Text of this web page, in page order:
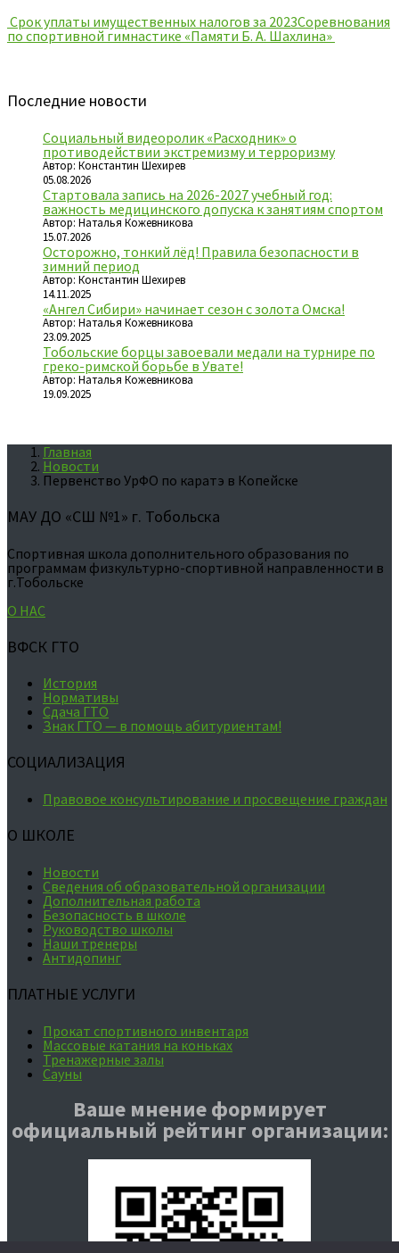
Срок уплаты имущественных налогов за 2023Соревнования
по спортивной гимнастике «Памяти Б. А. Шахлина»
Последние новости
Социальный видеоролик «Расходник» о
противодействии экстремизму и терроризму
Автор: Константин Шехирев
05.08.2026
Стартовала запись на 2026-2027 учебный год:
важность медицинского допуска к занятиям спортом
Автор: Наталья Кожевникова
15.07.2026
Осторожно, тонкий лёд! Правила безопасности в
зимний период
Автор: Константин Шехирев
14.11.2025
«Ангел Сибири» начинает сезон с золота Омска!
Автор: Наталья Кожевникова
23.09.2025
Тобольские борцы завоевали медали на турнире по
греко-римской борьбе в Увате!
Автор: Наталья Кожевникова
19.09.2025
Главная
Новости
Первенство УрФО по каратэ в Копейске
МАУ ДО «СШ №1» г. Тобольска
Спортивная школа дополнительного образования по
программам физкультурно-спортивной направленности в
г.Тобольске
О НАС
ВФСК ГТО
История
Нормативы
Сдача ГТО
Знак ГТО — в помощь абитуриентам!
СОЦИАЛИЗАЦИЯ
Правовое консультирование и просвещение граждан
О ШКОЛЕ
Новости
Сведения об образовательной организации
Дополнительная работа
Безопасность в школе
Руководство школы
Наши тренеры
Антидопинг
ПЛАТНЫЕ УСЛУГИ
Прокат спортивного инвентаря
Массовые катания на коньках
Тренажерные залы
Сауны
Ваше мнение формирует
официальный рейтинг организации: